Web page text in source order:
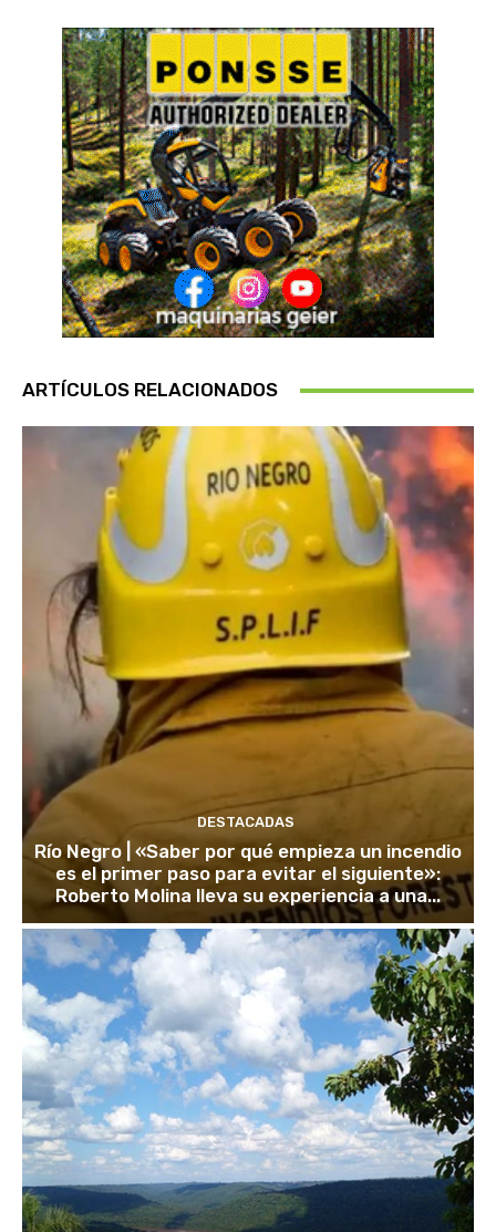
ARTÍCULOS RELACIONADOS
DESTACADAS
Río Negro | «Saber por qué empieza un incendio
es el primer paso para evitar el siguiente»:
Roberto Molina lleva su experiencia a una...